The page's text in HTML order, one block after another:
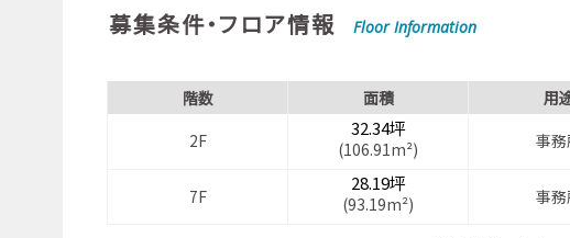
募集条件・フロア情報 Floor Information
階数 面積 用
2F
32.34坪
(106.91m²) 事
7F
28.19坪
(93.19m²) 事